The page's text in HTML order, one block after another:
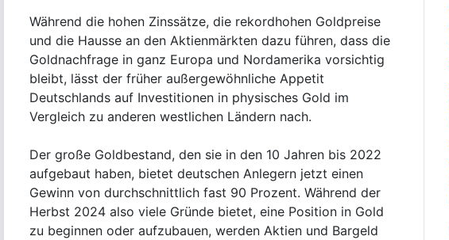
Während die hohen Zinssätze, die rekordhohen Goldpreise
und die Hausse an den Aktienmärkten dazu führen, dass die
Goldnachfrage in ganz Europa und Nordamerika vorsichtig
bleibt, lässt der früher außergewöhnliche Appetit
Deutschlands auf Investitionen in physisches Gold im
Vergleich zu anderen westlichen Ländern nach.
Der große Goldbestand, den sie in den 10 Jahren bis 2022
aufgebaut haben, bietet deutschen Anlegern jetzt einen
Gewinn von durchschnittlich fast 90 Prozent. Während der
Herbst 2024 also viele Gründe bietet, eine Position in Gold
zu beginnen oder aufzubauen, werden Aktien und Bargeld